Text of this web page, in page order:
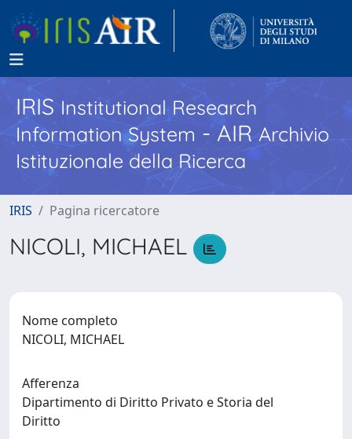
IRISInstitutional Research
Information System - AIR Archivio
Istituzionale della Ricerca
IRIS Pagina ricercatore
NICOLI, MICHAEL
Nome completo
NICOLI, MICHAEL
Afferenza
Dipartimento di Diritto Privato e Storia del
Diritto